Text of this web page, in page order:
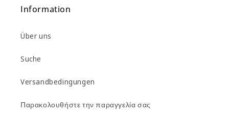
Information
Über uns
Suche
Versandbedingungen
Παρακολουθήστε την παραγγελία σας